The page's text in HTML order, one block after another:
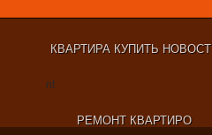
КВАРТИРА КУПИТЬ
nt
РЕМОНТ КВАРТИРО